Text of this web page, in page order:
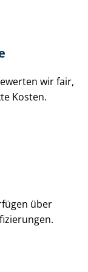
wir fair,
Kosten.
über